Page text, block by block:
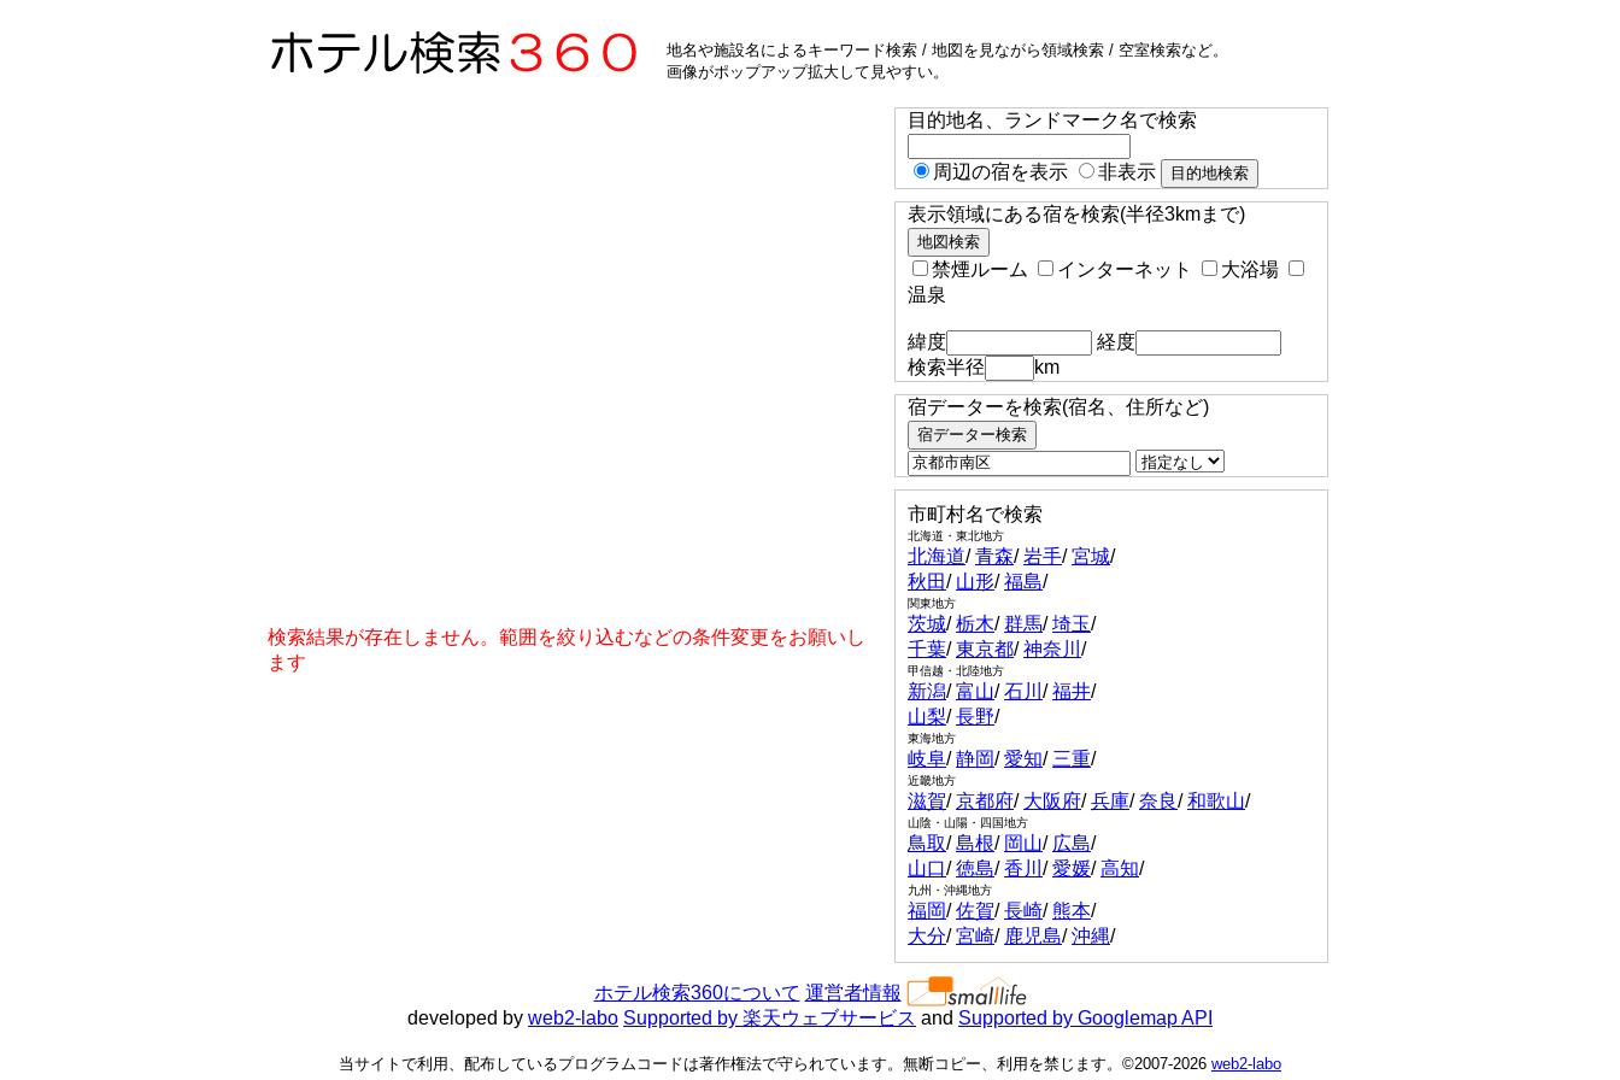
地名や施設名によるキーワード検索 / 地図を見ながら領域検索 / 空室検索など。
画像がポップアップ拡大して見やすい。
検索結果が存在しません。範囲を絞り込むなどの条件変更をお願いし
ます
目的地名、ランドマーク名で検索
周辺の宿を表示 非表示
表示領域にある宿を検索(半径3kmまで)
禁煙ルーム インターネット
大浴場
温泉
緯度
経度
検索半径
km
宿データーを検索(宿名、住所など)
市町村名で検索
北海道・東北地方
北海道/青森/岩手/宮城/
秋田/ 山形/福島/
関東地方
茨城/栃木/群馬/埼玉/
千葉/東京都/神奈川 /
甲信越・北陸地方
新潟/富山/石川 /福井/
山梨/長野/
東海地方
岐阜/静岡/愛知/ 三重/
近畿地方
滋賀/京都府/ 大阪府/兵庫/奈良/和歌山/
山陰・山陽・四国地方
鳥取/島根/ 岡山/ 広島/
山口/徳島/香川 /愛媛/高知/
九州・沖縄地方
福岡/佐賀/長崎/熊本/
大分/宮崎/ 鹿児島/沖縄/
ホテル検索360について 運営者情報
developed by web2-labo Supported by 楽天ウェブサービス and Supported by Googlemap API
当サイトで利用、配布しているプログラムコードは著作権法で守られています。無断コピー、利用を禁じます。©2007-2026 web2-labo